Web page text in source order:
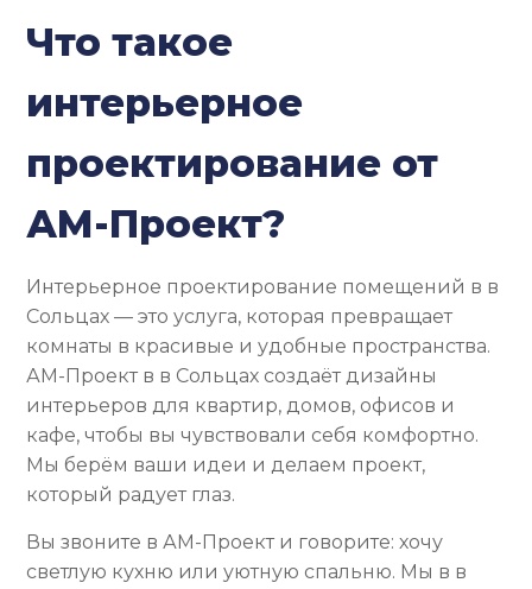
Что такое
интерьерное
проектирование от
АМ-Проект?
Интерьерное проектирование помещений в в
Сольцах — это услуга, которая превращает
комнаты в красивые и удобные пространства.
АМ-Проект в в Сольцах создаёт дизайны
интерьеров для квартир, домов, офисов и
кафе, чтобы вы чувствовали себя комфортно.
Мы берём ваши идеи и делаем проект,
который радует глаз.
Вы звоните в АМ-Проект и говорите: хочу
светлую кухню или уютную спальню. Мы в в